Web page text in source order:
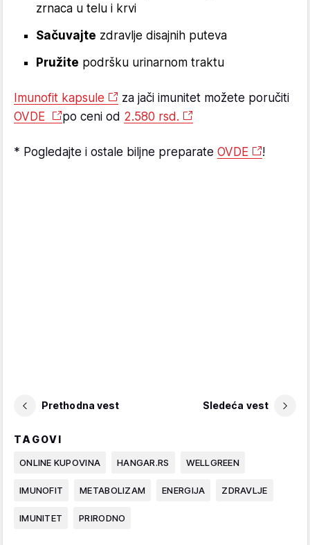
zrnaca u telu i krvi
Sačuvajte zdravlje disajnih puteva
Pružite podršku urinarnom traktu
Imunofit kapsule
za jači imunitet možete poručiti
OVDE
po ceni od 2.580 rsd.
* Pogledajte i ostale biljne preparate OVDE !
Prethodna vest Sledeća vest
TAGOVI
ONLINE KUPOVINA HANGAR.RS WELLGREEN
IMUNOFIT METABOLIZAM ENERGIJA ZDRAVLJE
IMUNITET PRIRODNO